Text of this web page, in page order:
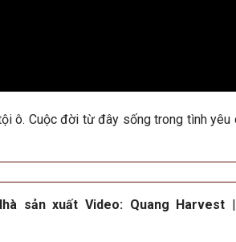
ô. Cuộc đời từ đây sống trong tình
sản xuất Video: Quang Harvest |